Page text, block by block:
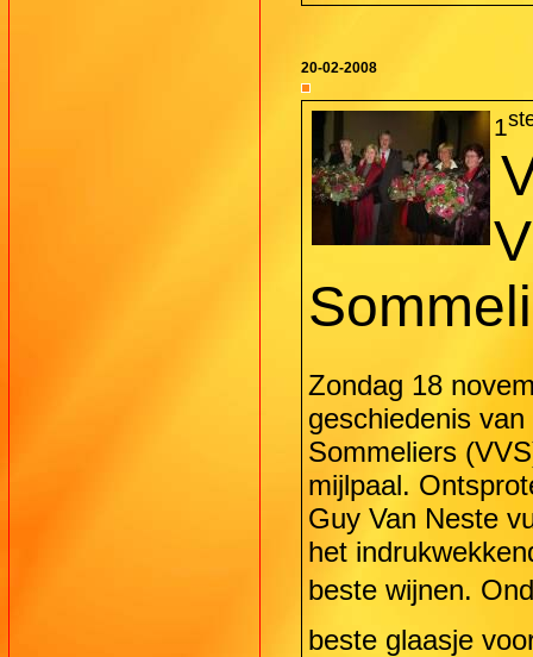
20-02-2008
1
Zondag 18
geschiedenis
Sommeliers
mijlpaal.
Guy Van Neste
het
beste wijnen.
beste glaasje